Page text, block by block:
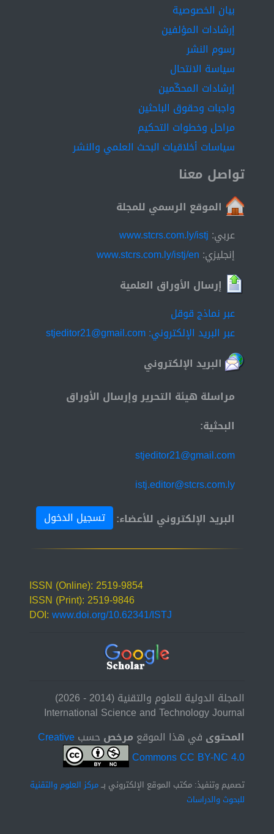
بيان الخصوصية
إرشادات المؤلفين
رسوم النشر
سياسة الانتحال
إرشادات المحكّمين
واجبات وحقوق الباحثين
مراحل وخطوات التحكيم
سياسات أخلاقيات البحث العلمي والنشر
تواصل معنا
الموقع الرسمي للمجلة
عربي: www.stcrs.com.ly/istj
إنجليزي: www.stcrs.com.ly/istj/en
إرسال الأوراق العلمية
عبر نماذج قوقل
عبر البريد الإلكتروني: stjeditor21@gmail.com
البريد الإلكتروني
مراسلة هيئة التحرير وإرسال الأوراق
البحثية:
stjeditor21@gmail.com
istj.editor@stcrs.com.ly
البريد الإلكتروني للأعضاء:
تسجيل الدخول
ISSN (Online): 2519-9854
ISSN (Print): 2519-9846
DOI:www.doi.org/10.62341/ISTJ
المجلة الدولية للعلوم والتقنية (2014 - 2026)
International Science and Technology Journal
المحتوى في هذا الموقع مرخصحسبCreative
Commons CC BY-NC 4.0
تصميم وتنفيذ: مكتب الموقع الإلكتروني بــمركز العلوم والتقنية
للبحوث والدراسات